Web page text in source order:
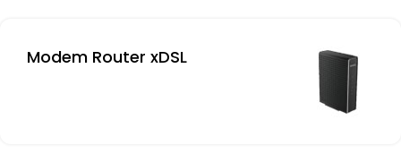
Modem Router xDSL